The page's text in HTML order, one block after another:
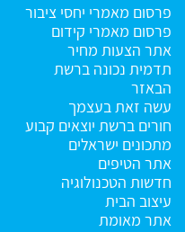
פרסום מאמרי יחסי ציבור
פרסום מאמרי קידום
אתר הצעות מחיר
תדמית נכונה ברשת
הבאזר
עשה זאת בעצמך
חורים ברשת יוצאים קבוע
מתכונים ישראלים
אתר הטיפים
חדשות הטכנולוגיה
עיצוב הבית
אתר מאומת